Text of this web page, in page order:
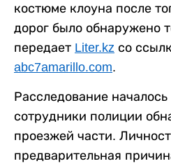
костюме клоуна после
дорог было обнаружено
передает Liter.kz со
abc7amarillo.com.
Расследование началось
сотрудники полиции
проезжей части.
предварительная